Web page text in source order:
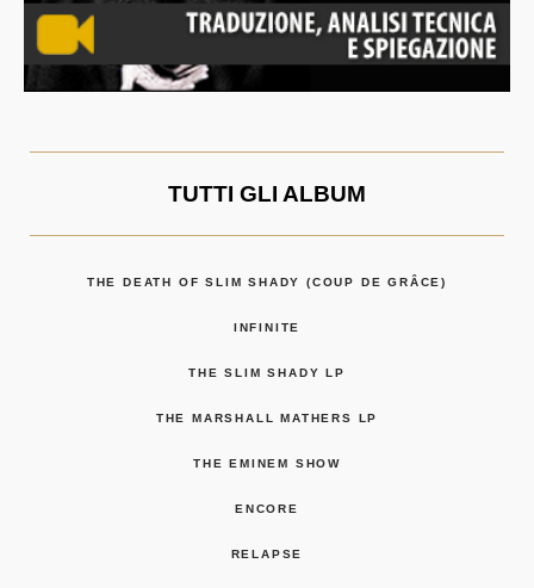
TUTTI GLI ALBUM
THE DEATH OF SLIM SHADY (COUP DE GRÂCE)
INFINITE
THE SLIM SHADY LP
THE MARSHALL MATHERS LP
THE EMINEM SHOW
ENCORE
RELAPSE